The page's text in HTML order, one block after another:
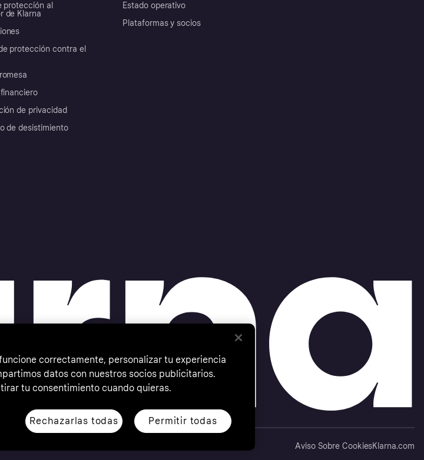
protección al
de Klarna
protección contra el
de privacidad
de desistimiento
Estado operativo
Plataformas y socios
Sveavägen 46,
Aviso Sobre CookiesKlarna.com
correctamente, personalizar tu experiencia
datos con nuestros socios publicitarios.
tu consentimiento cuando quieras.
Rechazarlas todas Permitir todas